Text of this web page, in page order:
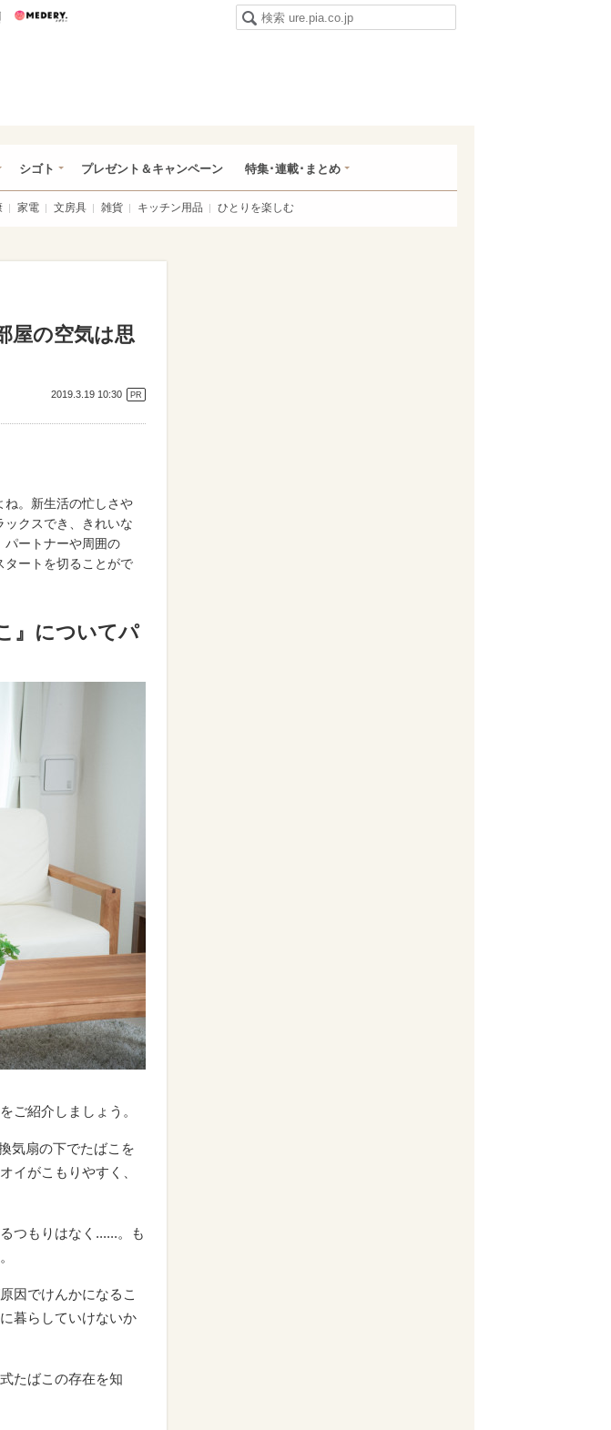
うまい肉
シゴト プレゼント＆キャンペーン 特集･連載･まとめ
家電 文房具 雑貨 キッチン用品 ひとりを楽しむ
屋の空気は思
2019.3.19 10:30 PR
ね。新生活の忙しさや
クスでき、きれいな
パートナーや周囲の
タートを切ることがで
についてパ
ご紹介しましょう。
気扇の下でたばこを
イがこもりやすく、
つもりはなく......。も
因でけんかになるこ
暮らしていけないか
たばこの存在を知